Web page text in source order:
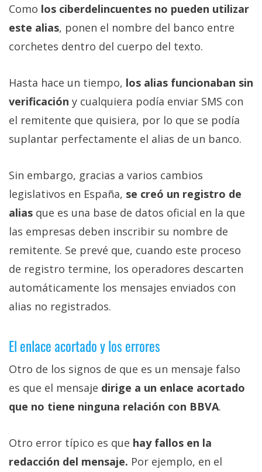
Como los ciberdelincuentes no pueden utilizar
este alias, ponen el nombre del banco entre
corchetes dentro del cuerpo del texto.
Hasta hace un tiempo, los alias funcionaban sin
verificación y cualquiera podía enviar SMS con
el remitente que quisiera, por lo que se podía
suplantar perfectamente el alias de un banco.
Sin embargo, gracias a varios cambios
legislativos en España, se creó un registro de
alias que es una base de datos oficial en la que
las empresas deben inscribir su nombre de
remitente. Se prevé que, cuando este proceso
de registro termine, los operadores descarten
automáticamente los mensajes enviados con
alias no registrados.
El enlace acortado y los errores
Otro de los signos de que es un mensaje falso
es que el mensaje dirige a un enlace acortado
que no tiene ninguna relación con BBVA.
Otro error típico es que hay fallos en la
redacción del mensaje. Por ejemplo, en el